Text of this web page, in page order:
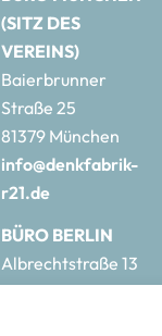
(SITZ DES
VEREINS)
Baierbrunner
Straße 25
81379 München
info@denkfabrik-
r21.de
BÜRO BERLIN
Albrechtstraße 13
10117 Berlin